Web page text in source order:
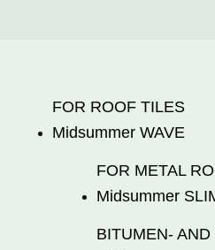
FOR ROOF TILES
Midsummer WAVE
FOR METAL
Midsummer
BITUMEN-
556665-7838